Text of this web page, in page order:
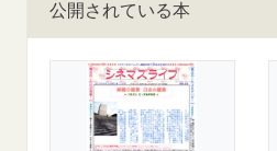
公開されている本